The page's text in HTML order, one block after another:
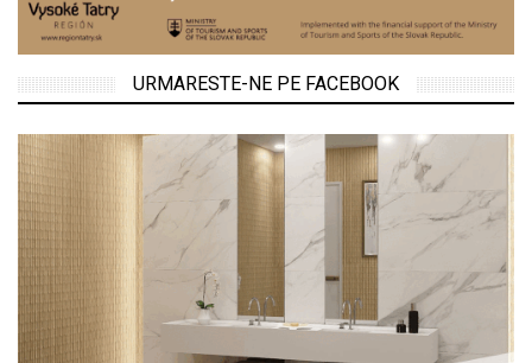
URMARESTE-NE PE FACEBOOK